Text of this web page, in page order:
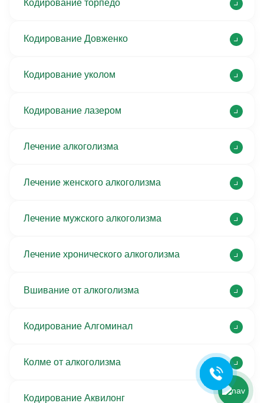
Ольга Кравченко
вас появятся вопросы.
Кодирование торпедо
Кодирование Довженко
Кодирование уколом
Кодирование лазером
Лечение алкоголизма
Лечение женского алкоголизма
Лечение мужского алкоголизма
Лечение хронического алкоголизма
Вшивание от алкоголизма
Кодирование Алгоминал
Колме от алкоголизма
Кодирование Аквилонг